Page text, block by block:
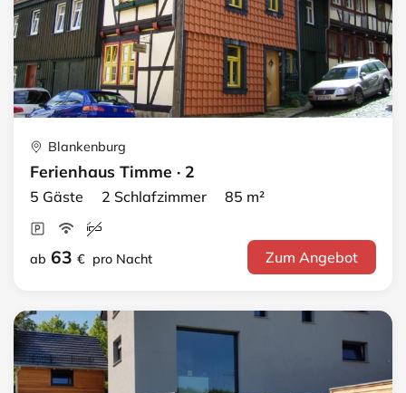
Blankenburg
Ferienhaus Timme · 2
5 Gäste 2 Schlafzimmer 85 m²
ab 63 € pro Nacht Zum Angebot